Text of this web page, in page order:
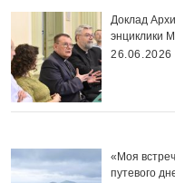
Доклад
энциклики
26.06.2026
«Моя
путевого